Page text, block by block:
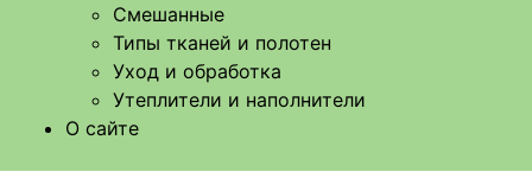
Смешанные
Типы тканей и полотен
Уход и обработка
Утеплители и наполнители
О сайте